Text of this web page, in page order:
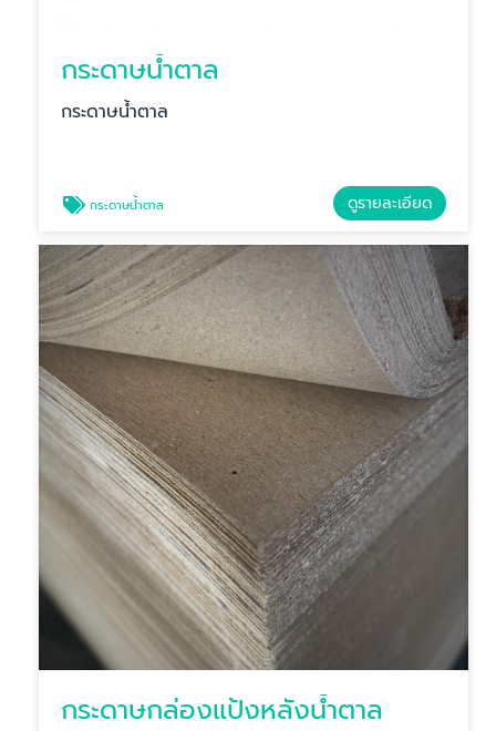
กระดาษน้ำตาล
กระดาษน้ำตาล
กระดาษน้ำตาล ดูรายละเอียด
กระดาษกล่องแป้งหลังน้ำตาล